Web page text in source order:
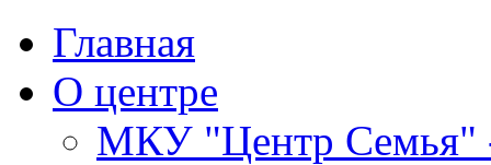
Главная
О центре
МКУ "Центр Семья"